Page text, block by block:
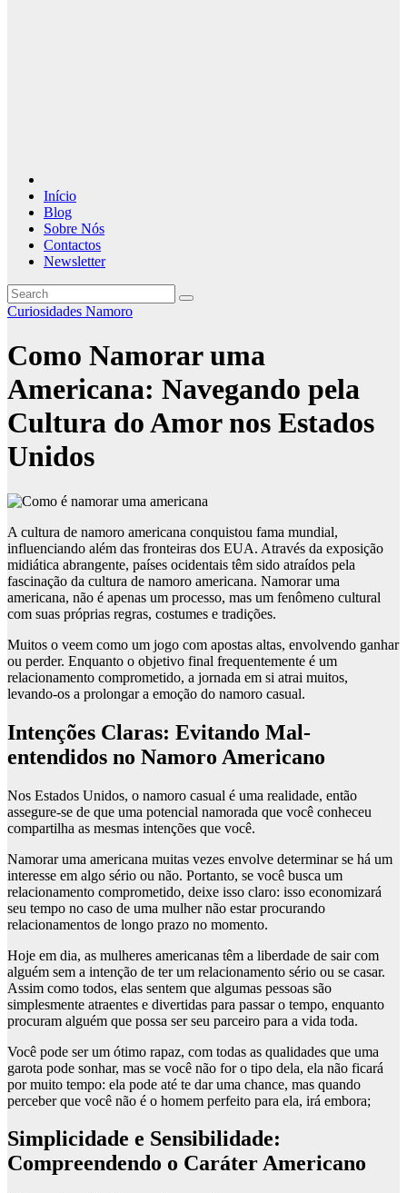
Início
Blog
Sobre Nós
Contactos
Newsletter
Curiosidades Namoro
Como Namorar uma
Americana: Navegando pela
Cultura do Amor nos Estados
Unidos
A cultura de namoro americana conquistou fama mundial,
influenciando além das fronteiras dos EUA. Através da exposição
midiática abrangente, países ocidentais têm sido atraídos pela
fascinação da cultura de namoro americana. Namorar uma
americana, não é apenas um processo, mas um fenômeno cultural
com suas próprias regras, costumes e tradições.
Muitos o veem como um jogo com apostas altas, envolvendo ganhar
ou perder. Enquanto o objetivo final frequentemente é um
relacionamento comprometido, a jornada em si atrai muitos,
levando-os a prolongar a emoção do namoro casual.
Intenções Claras: Evitando Mal-
entendidos no Namoro Americano
Nos Estados Unidos, o namoro casual é uma realidade, então
assegure-se de que uma potencial namorada que você conheceu
compartilha as mesmas intenções que você.
Namorar uma americana muitas vezes envolve determinar se há um
interesse em algo sério ou não. Portanto, se você busca um
relacionamento comprometido, deixe isso claro: isso economizará
seu tempo no caso de uma mulher não estar procurando
relacionamentos de longo prazo no momento.
Hoje em dia, as mulheres americanas têm a liberdade de sair com
alguém sem a intenção de ter um relacionamento sério ou se casar.
Assim como todos, elas sentem que algumas pessoas são
simplesmente atraentes e divertidas para passar o tempo, enquanto
procuram alguém que possa ser seu parceiro para a vida toda.
Você pode ser um ótimo rapaz, com todas as qualidades que uma
garota pode sonhar, mas se você não for o tipo dela, ela não ficará
por muito tempo: ela pode até te dar uma chance, mas quando
perceber que você não é o homem perfeito para ela, irá embora;
Simplicidade e Sensibilidade:
Compreendendo o Caráter Americano